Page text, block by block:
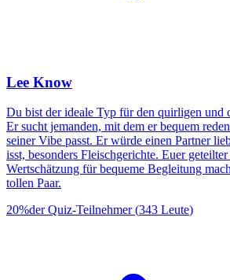
Lee Know
Du bist der ideale Typ für den quirligen und
Er sucht jemanden, mit dem er bequem
seiner Vibe passt. Er würde einen Partner
isst, besonders Fleischgerichte. Euer
Wertschätzung für bequeme Begleitung
tollen Paar.
20%der Quiz-Teilnehmer(343 Leute)